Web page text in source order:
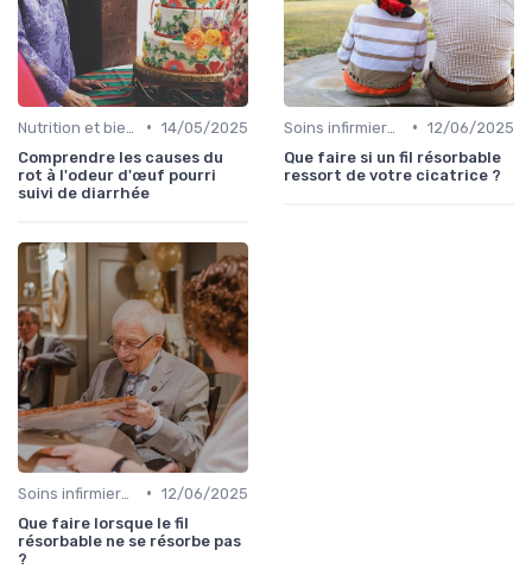
• 14/05/2025
Comprendre les causes du
rot à l'odeur d'œuf pourri
suivi de diarrhée
• 12/06/2025
Que faire si un fil résorbable
ressort de votre cicatrice ?
• 12/06/2025
Que faire lorsque le fil
résorbable ne se résorbe pas
?